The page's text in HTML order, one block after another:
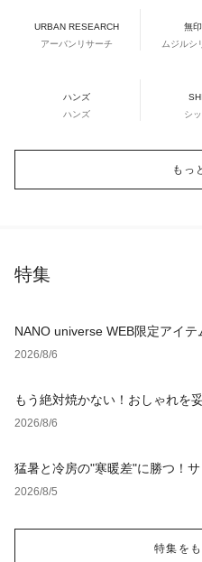
URBAN RESEARCH
アーバンリサーチ
無
ムジルシ
ハンズ
ハンズ
シ
もっ
特集
NANO universe WEB限定アイテ
2026/8/6
もう絶対焼かない！おしゃれを
2026/8/6
猛暑と冷房の"寒暖差"に勝つ！
2026/8/5
特集を